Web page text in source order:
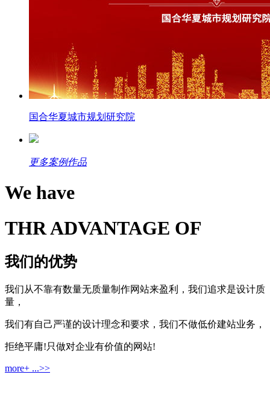
国合华夏城市规划研究院
更多案例作品
We have
THR ADVANTAGE OF
我们的优势
我们从不靠有数量无质量制作网站来盈利，我们追求是设计质
量，
我们有自己严谨的设计理念和要求，我们不做低价建站业务，
拒绝平庸!只做对企业有价值的网站!
more+ ...>>